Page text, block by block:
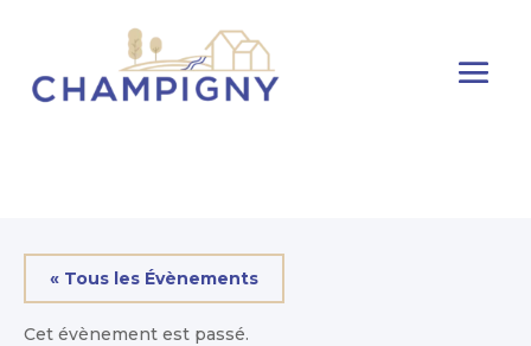
« Tous les Évènements
Cet évènement est passé.